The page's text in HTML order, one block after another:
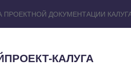
ПРОЕКТНОЙ ДОКУМЕНТАЦИИ
КАЛУГА